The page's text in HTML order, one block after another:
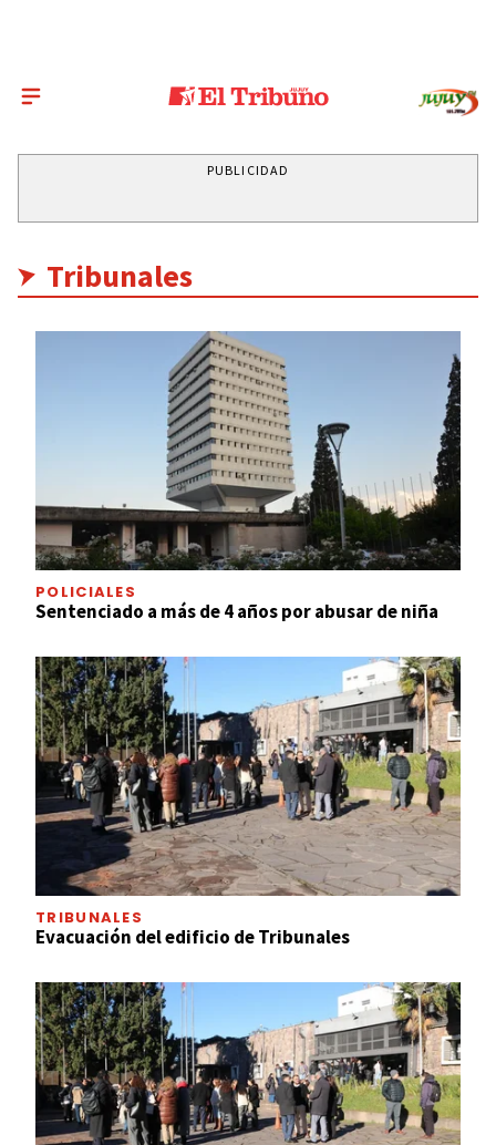
PUBLICIDAD
Tribunales
POLICIALES
Sentenciado a más de 4 años por abusar de niña
TRIBUNALES
Evacuación del edificio de Tribunales